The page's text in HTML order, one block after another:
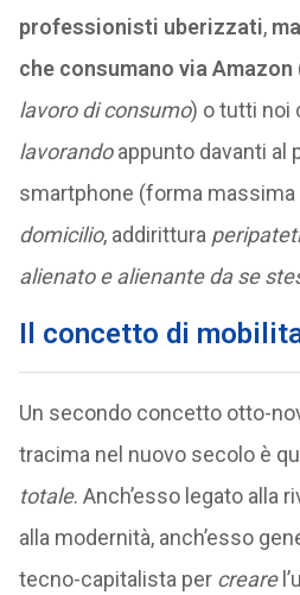
professionisti uberizzati,
che consumano via Amazon
lavoro di consumo) o tutti noi
lavorandoappunto davanti al
smartphone (forma massima
domicilio, addirittura
alienato e alienante da se
Il concetto di
Un secondo concetto otto-
tracima nel nuovo secolo è
totale. Anch’esso legato alla
alla modernità, anch’esso
tecno-capitalista per creare